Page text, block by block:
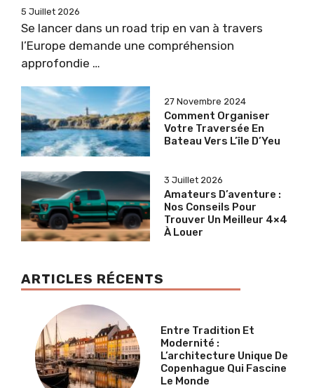
5 Juillet 2026
Se lancer dans un road trip en van à travers
l’Europe demande une compréhension
approfondie …
27 Novembre 2024
Comment Organiser
Votre Traversée En
Bateau Vers L’île D’Yeu
3 Juillet 2026
Amateurs D’aventure :
Nos Conseils Pour
Trouver Un Meilleur 4×4
À Louer
ARTICLES RÉCENTS
Entre Tradition Et
Modernité :
L’architecture Unique De
Copenhague Qui Fascine
Le Monde